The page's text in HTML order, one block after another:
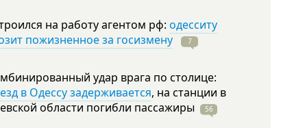
на работу агентом рф: одесситу
пожизненное за госизмену
7
удар врага по столице:
в Одессу задерживается, на станции в
области погибли пассажиры 56